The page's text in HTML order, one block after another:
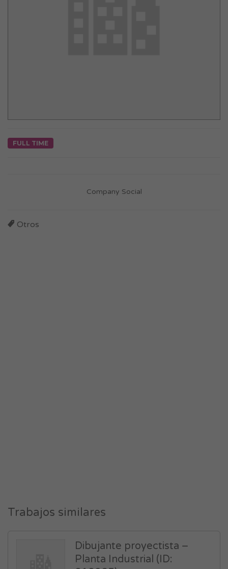
FULL TIME
Company Social
Otros
Trabajos similares
Dibujante proyectista –
Planta Industrial (ID: